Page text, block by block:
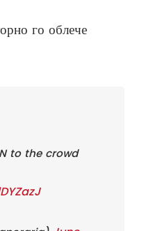
го облече
to the crowd